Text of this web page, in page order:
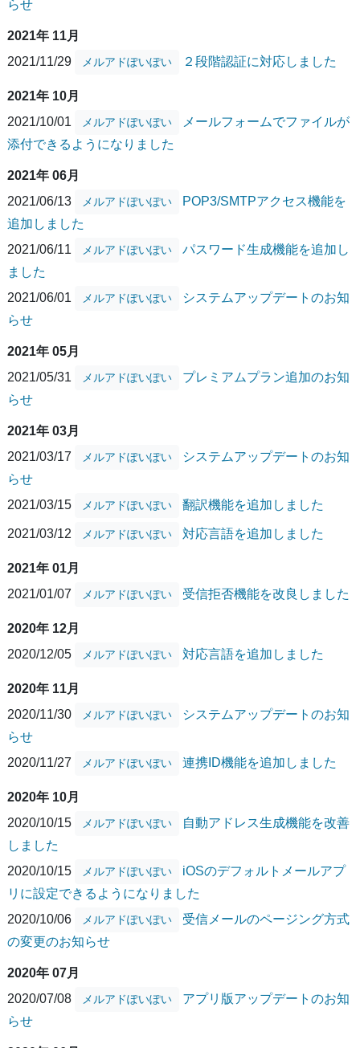
らせ
2021年 11月
2021/11/29
メルアドぽいぽい ２段階認証に対応しました
2021年 10月
2021/10/01
メルアドぽいぽい
メールフォームでファイルが
添付できるようになりました
2021年 06月
2021/06/13
メルアドぽいぽい
POP3/SMTPアクセス機能を
追加しました
2021/06/11
メルアドぽいぽい
パスワード生成機能を追加し
ました
2021/06/01
メルアドぽいぽい
システムアップデートのお知
らせ
2021年 05月
2021/05/31
メルアドぽいぽい
プレミアムプラン追加のお知
らせ
2021年 03月
2021/03/17
メルアドぽいぽい
システムアップデートのお知
らせ
2021/03/15
メルアドぽいぽい 翻訳機能を追加しました
2021/03/12 メルアドぽいぽい 対応言語を追加しました
2021年 01月
2021/01/07
メルアドぽいぽい 受信拒否機能を改良しました
2020年 12月
2020/12/05
メルアドぽいぽい 対応言語を追加しました
2020年 11月
2020/11/30
メルアドぽいぽい
システムアップデートのお知
らせ
2020/11/27
メルアドぽいぽい 連携ID機能を追加しました
2020年 10月
2020/10/15
メルアドぽいぽい
自動アドレス生成機能を改善
しました
2020/10/15
メルアドぽいぽい
iOSのデフォルトメールアプ
リに設定できるようになりました
2020/10/06
メルアドぽいぽい
受信メールのページング方式
の変更のお知らせ
2020年 07月
2020/07/08
メルアドぽいぽい
アプリ版アップデートのお知
らせ